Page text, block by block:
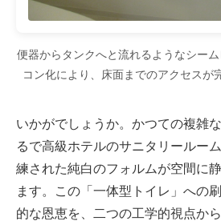
便器からタンクへと流れるようなシー
コン化により、床面までのアクセスが
いかがでしょうか。かつての複雑
るで高級ホテルのサニタリールー
練された純白のフォルムが空間に
ます。この「一体型トイレ」への
的な恩恵を、二つの工学的視点か